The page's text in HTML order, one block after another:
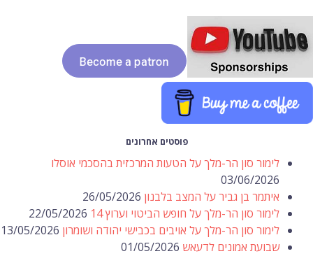
פוסטים אחרונים
לימור סון הר-מלך על הטעות המרכזית בהסכמי אוסלו
03/06/2026
איתמר בן גביר על המצב בלבנון 26/05/2026
לימור סון הר-מלך על חופש הביטוי וערוץ 14
22/05/2026
לימור סון הר-מלך על אויבים בכבישי יהודה ושומרון 13/05/2026
שבועת אמונים לדעאש 01/05/2026